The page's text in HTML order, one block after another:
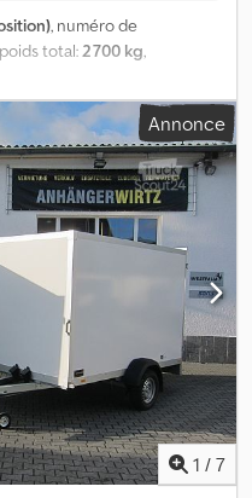
, numéro de
total:2 700 kg,
pour l’enlèvement de votre
de grandes marques à
! Codpfx Ajyw I Iwjiksrf -
- Plus de 100 remorques
de 150 porte-voitures des
d’accessoires en stock
fourgon AZ 2740/185 S35
plateau surbaissé avec
sandwich, portes battantes
intégré avec
jockey renforcée... Vente et
vendredi de 08h00 à
via notre boutique en ligne
de cette annonce
d’auteur – les logos sont
03/26 AK45S7135
Annonce
1 / 7